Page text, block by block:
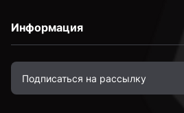
Информация